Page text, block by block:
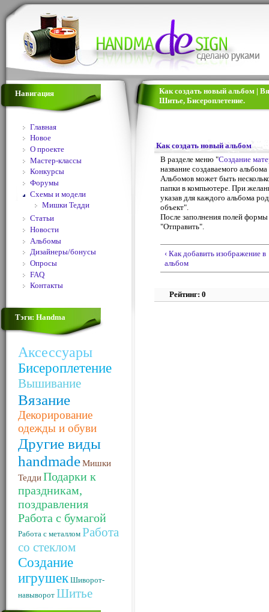
Навигация
Главная
Новое
О проекте
Мастер-классы
Конкурсы
Форумы
Схемы и модели
Мишки Тедди
Статьи
Новости
Альбомы
Дизайнеры/бонусы
Опросы
FAQ
Контакты
Тэги: Handma
Аксессуары
Бисероплетение
Вышивание
Вязание
Декорирование
одежды и обуви
Другие виды
handmadeМишки
ТеддиПодарки к
праздникам,
поздравления
Работа с бумагой
Работа с металлом Работа
со стеклом
Создание
игрушек Шиворот-
навыворот Шитье
Как создать новый альбом |
Шитье, Бисероплетение.
Как создать новый альбом
В разделе меню "Создание
название создаваемого
Альбомов может быть
папки в компьютере. При
указав для каждого альбома
объект".
После заполнения полей
"Отправить".
‹ Как добавить изображение в
альбом
Рейтинг: 0